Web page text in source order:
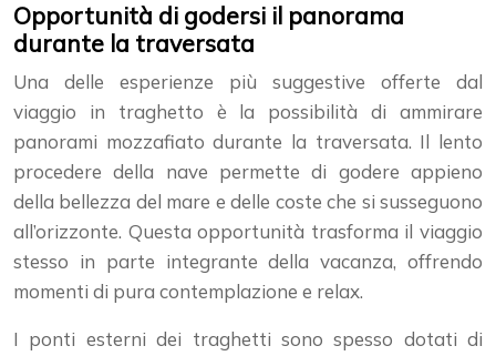
Opportunità di godersi il panorama
durante la traversata
Una delle esperienze più suggestive offerte dal
viaggio in traghetto è la possibilità di ammirare
panorami mozzafiato durante la traversata. Il lento
procedere della nave permette di godere appieno
della bellezza del mare e delle coste che si susseguono
all’orizzonte. Questa opportunità trasforma il viaggio
stesso in parte integrante della vacanza, offrendo
momenti di pura contemplazione e relax.
I ponti esterni dei traghetti sono spesso dotati di